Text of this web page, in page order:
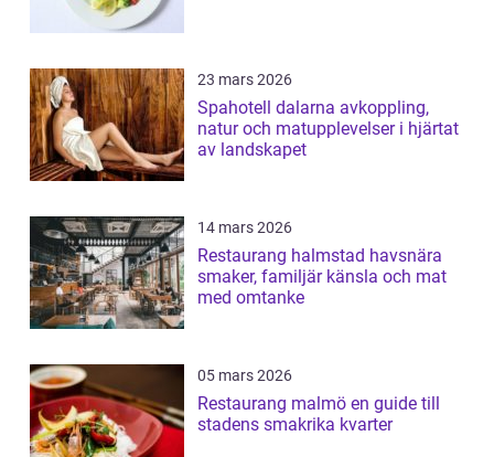
23 mars 2026
Spahotell dalarna avkoppling,
natur och matupplevelser i hjärtat
av landskapet
14 mars 2026
Restaurang halmstad havsnära
smaker, familjär känsla och mat
med omtanke
05 mars 2026
Restaurang malmö en guide till
stadens smakrika kvarter